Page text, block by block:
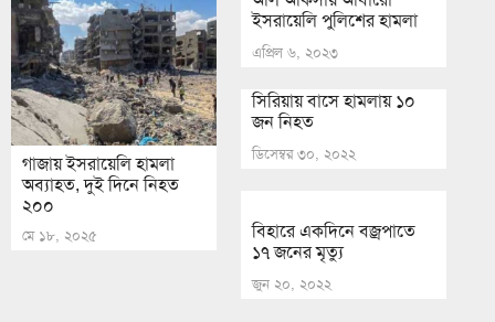
গাজায় ইসরায়েলি হামলা
অব্যাহত, দুই দিনে নিহত
২০০
মে ১৮, ২০২৫
ইসরায়েলি পুলিশের হামলা
এপ্রিল ৬, ২০২৩
সিরিয়ায় বাসে হামলায় ১০
জন নিহত
ডিসেম্বর ৩০, ২০২২
বিহারে একদিনে বজ্রপাতে
১৭ জনের মৃত্যু
জুন ২০, ২০২২